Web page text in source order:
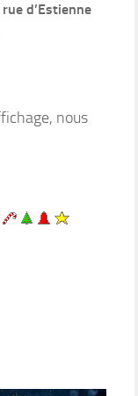
d’Estienne
nous